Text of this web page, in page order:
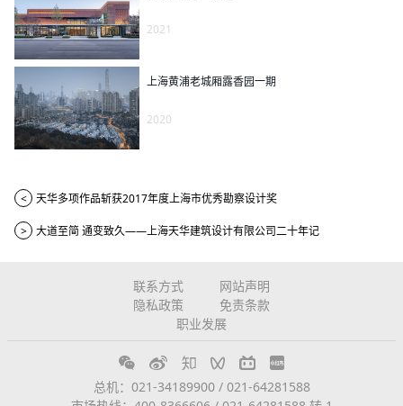
2021
上海黄浦老城厢露香园一期
2020
< 天华多项作品斩获2017年度上海市优秀勘察设计奖
> 大道至简 通变致久——上海天华建筑设计有限公司二十年记
联系方式
网站声明
隐私政策
免责条款
职业发展
总机：021-34189900 / 021-64281588